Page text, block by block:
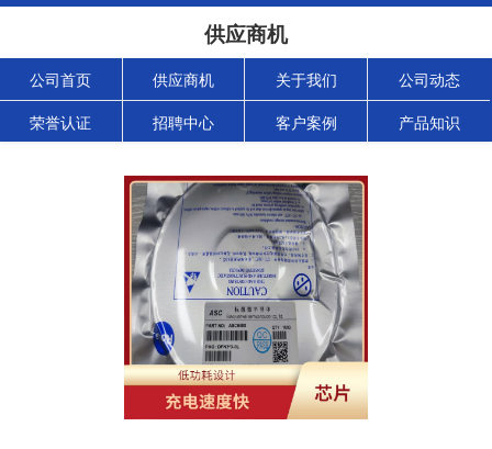
供应商机
公司首页 供应商机 关于我们 公司动态
荣誉认证 招聘中心 客户案例 产品知识